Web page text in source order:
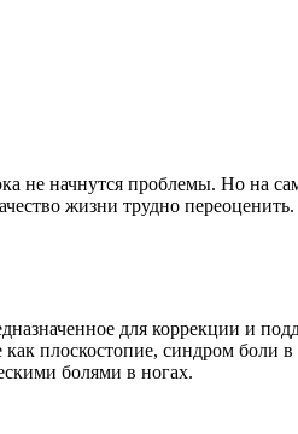
не начнутся проблемы. Но на
жизни трудно
для коррекции и
как плоскостопие, синдром боли
болями в ногах.